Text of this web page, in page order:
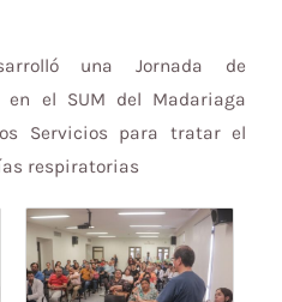
una Jornada de
en el SUM del Madariaga
Servicios para tratar el
respiratorias